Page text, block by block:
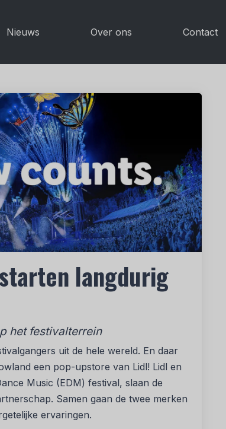
Nieuws Over ons Contact
langdurig
het festivalterrein
uit de hele wereld. En daar
een pop-upstore van Lidl! Lidl en
Music (EDM) festival, slaan de
Samen gaan de twee merken
ervaringen.